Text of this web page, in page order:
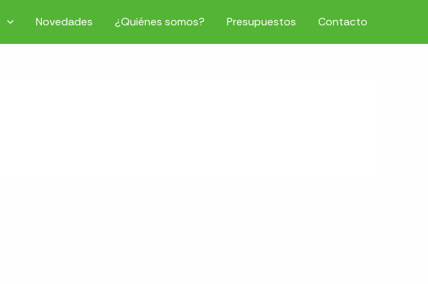
Novedades ¿Quiénes somos? Presupuestos Contacto